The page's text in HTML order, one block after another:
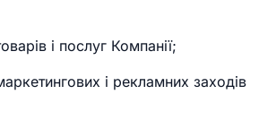
і послуг Компанії;
і рекламних заходів